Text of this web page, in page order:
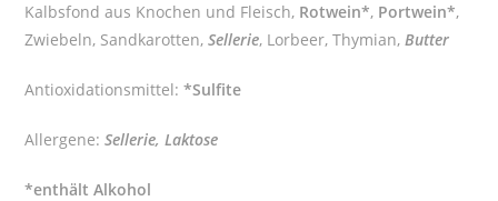
Kalbsfond aus Knochen und Fleisch, Rotwein*, Portwein*,
Zwiebeln, Sandkarotten,Sellerie, Lorbeer, Thymian,Butter
Antioxidationsmittel:*Sulfite
Allergene:Sellerie, Laktose
*enthält Alkohol